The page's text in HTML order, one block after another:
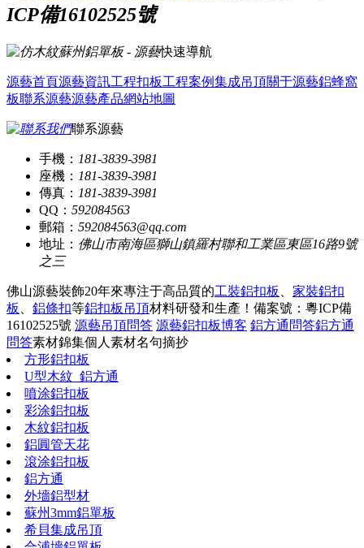
ICP備16102525號
快速導航
源藝首頁源藝資訊工程扣板工程案例集成吊頂關于源藝鋁蜂窩
板聯系源藝源藝產品網站地圖
聯系源藝
手機： 181-3839-3981
座機： 181-3839-3981
傳真： 181-3839-3981
QQ： 592084563
郵箱： 592084563@qq.com
地址： 佛山市南海區獅山鎮羅村聯和工業區東區16路9號
之三
佛山源藝裝飾20年來專注于高品質的工裝鋁扣板
家裝鋁扣
板
鋁條扣等鋁扣板吊頂材料研發和生產！ 備案號：粵ICP備
16102525號 源藝吊頂問答 源藝鋁扣板博客 鋁方通問答鋁方通
問答素材錦集個人素材名句摘抄
方形鋁扣板
U型木紋_鋁方通
噴涂鋁扣板
彩涂鋁扣板
木紋鋁扣板
鋁圓管天花
滾涂鋁扣板
鋁方通
外墻鋁型材
蘇州3mm鋁單板
希貝集成吊頂